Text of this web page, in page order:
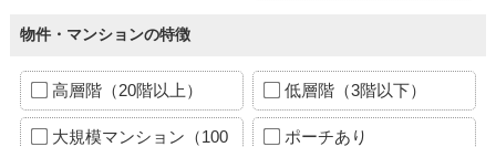
物件・マンションの特徴
高層階（20階以上） 低層階（3階以下）
大規模マンション（100
ポーチあり